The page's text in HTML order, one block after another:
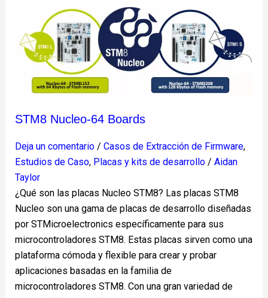
STM8 Nucleo-64 Boards
Deja un comentario / Casos de Extracción de Firmware,
Estudios de Caso, Placas y kits de desarrollo/ Aidan
Taylor
¿Qué son las placas Nucleo STM8? Las placas STM8
Nucleo son una gama de placas de desarrollo diseñadas
por STMicroelectronics específicamente para sus
microcontroladores STM8. Estas placas sirven como una
plataforma cómoda y flexible para crear y probar
aplicaciones basadas en la familia de
microcontroladores STM8. Con una gran variedad de
Nucleo-
64
Boards